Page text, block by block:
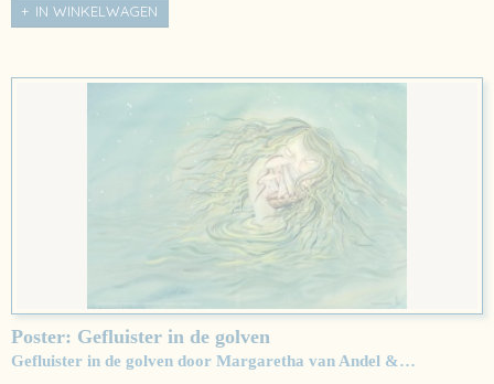
IN WINKELWAGEN
Poster: Gefluister in de golven
Gefluister in de golven door Margaretha van Andel &…